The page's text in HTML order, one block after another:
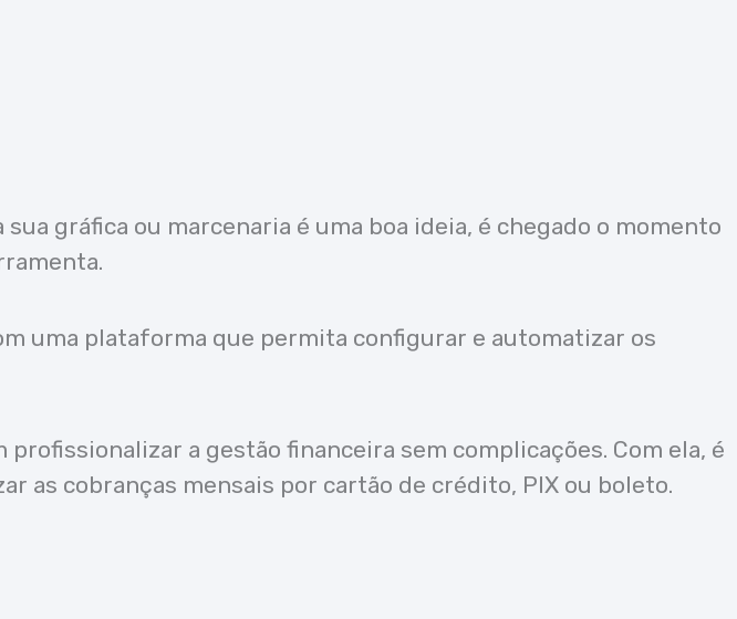
gráfica ou marcenaria é uma boa ideia, é chegado o momento
uma plataforma que permita configurar e automatizar os
a gestão financeira sem complicações. Com ela, é
as cobranças mensais por cartão de crédito, PIX ou boleto.